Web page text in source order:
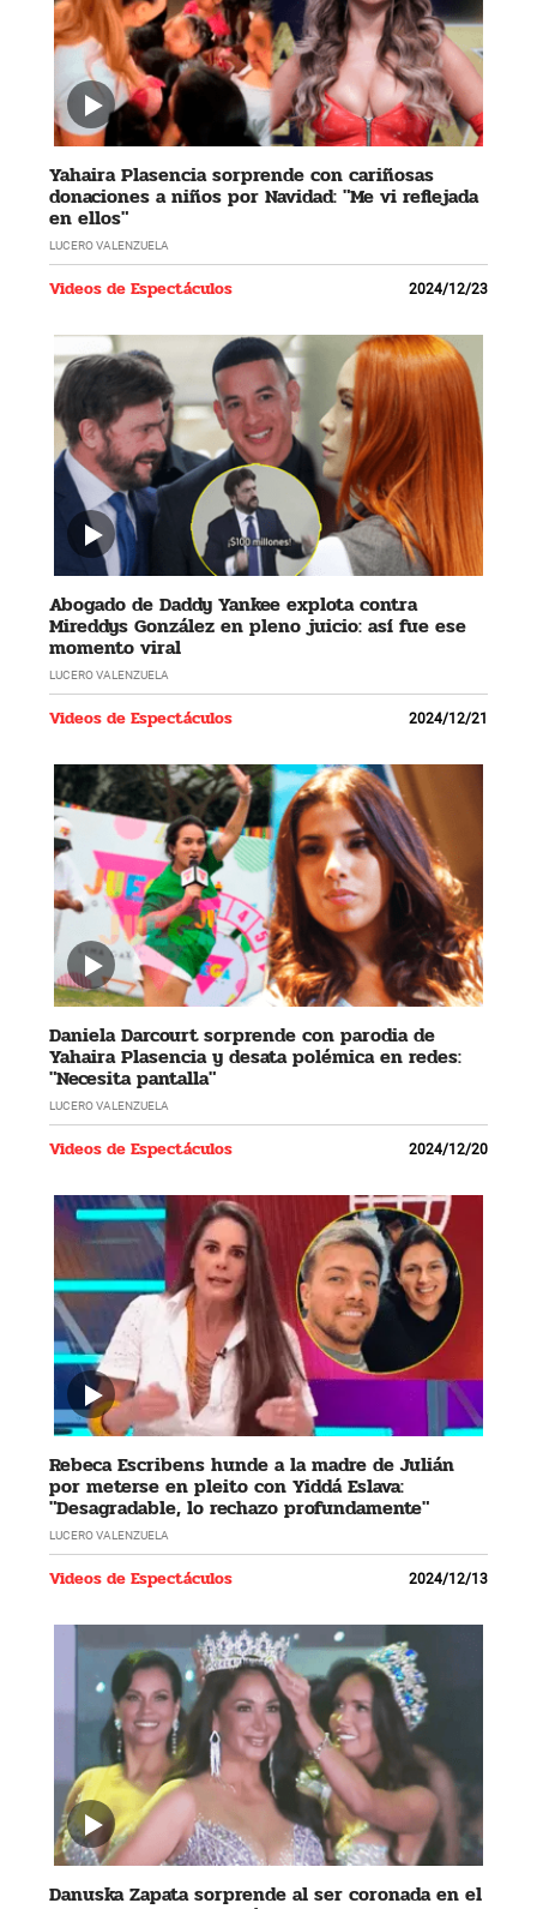
Yahaira Plasencia sorprende con cariñosas
donaciones a niños por Navidad: "Me vi reflejada
en ellos"
LUCERO VALENZUELA
Videos de Espectáculos 2024/12/23
Abogado de Daddy Yankee explota contra
Mireddys González en pleno juicio: así fue ese
momento viral
LUCERO VALENZUELA
Videos de Espectáculos 2024/12/21
Daniela Darcourt sorprende con parodia de
Yahaira Plasencia y desata polémica en redes:
"Necesita pantalla"
LUCERO VALENZUELA
Videos de Espectáculos 2024/12/20
Rebeca Escribens hunde a la madre de Julián
por meterse en pleito con Yiddá Eslava:
"Desagradable, lo rechazo profundamente"
LUCERO VALENZUELA
Videos de Espectáculos 2024/12/13
Danuska Zapata sorprende al ser coronada en el